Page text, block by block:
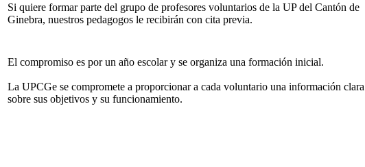
Si quiere formar parte del grupo de profesores voluntarios de la UP del Cantón de
Ginebra, nuestros pedagogos le recibirán con cita previa.
El compromiso es por un año escolar y se organiza una formación inicial.
La UPCGe se compromete a proporcionar a cada voluntario una información clara
sobre sus objetivos y su funcionamiento.